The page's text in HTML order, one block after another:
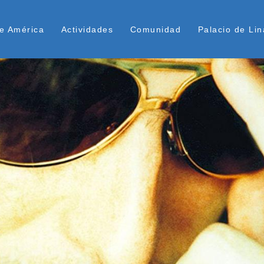
Superior
América Actividades Comunidad Palacio de